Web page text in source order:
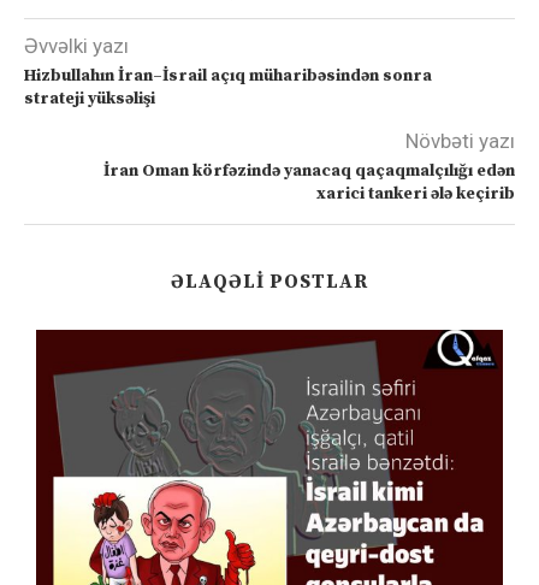
Əvvəlki yazı
Hizbullahın İran–İsrail açıq müharibəsindən sonra
strateji yüksəlişi
Növbəti yazı
İran Oman körfəzində yanacaq qaçaqmalçılığı edən
xarici tankeri ələ keçirib
ƏLAQƏLI POSTLAR